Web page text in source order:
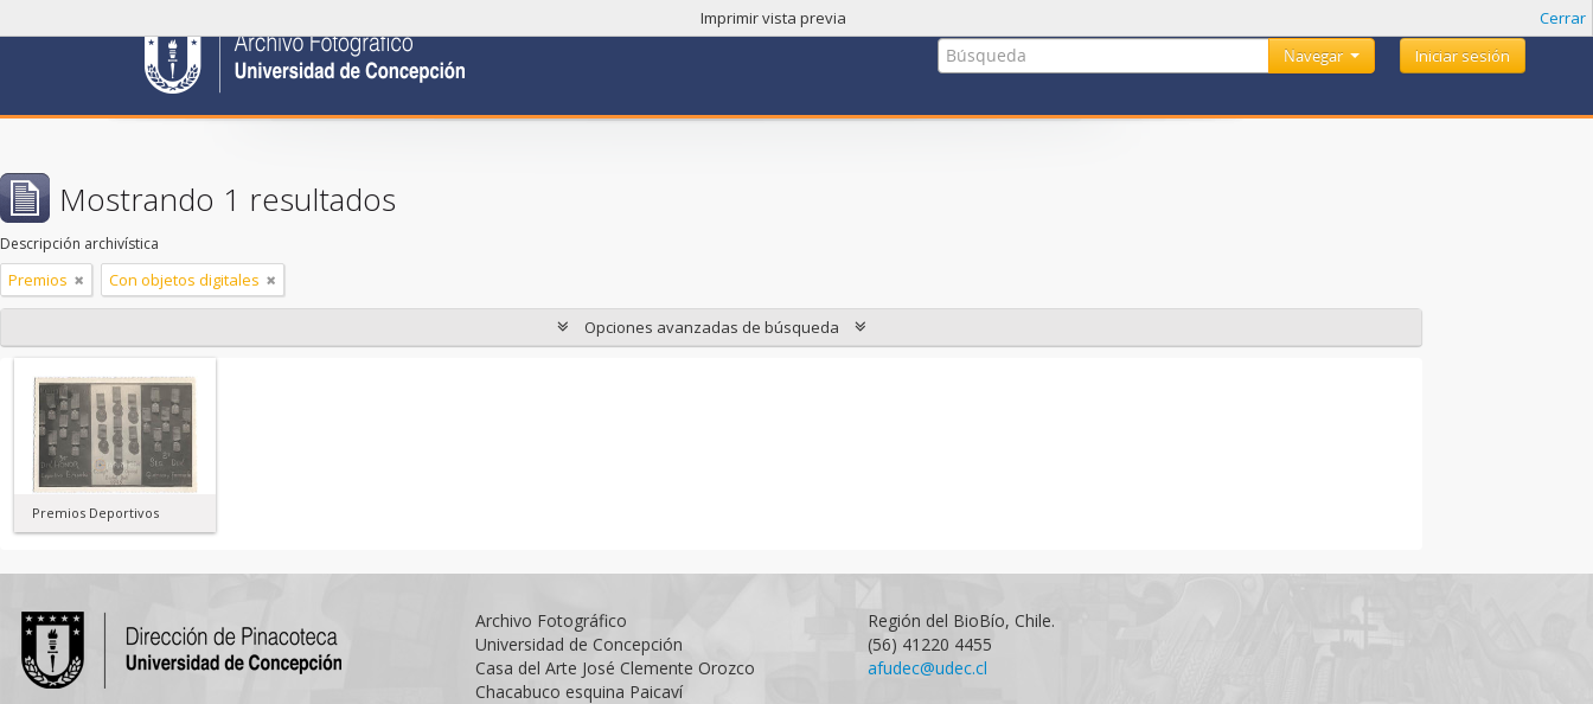
Iniciar sesión
Navegar
Imprimir vista previa Cerrar
Mostrando 1 resultados
Descripción archivística
Premios Con objetos digitales
Opciones avanzadas de búsqueda
Premios Deportivos
Archivo Fotográfico
Universidad de Concepción
Casa del Arte José Clemente Orozco
Chacabuco esquina Paicaví
Región del BioBío, Chile.
(56) 41220 4455
afudec@udec.cl